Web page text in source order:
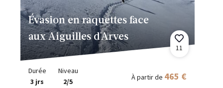
Évasion en raquettes face
aux Aiguilles d'Arves
11
Durée
3 jrs
Niveau
2/5
À partir de 465 €